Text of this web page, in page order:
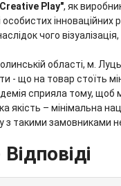
Play", як
інноваційних
чого
області, м.
що на товар стоїть
сприяла тому, щоб
якість – мінімальна
з такими замовниками